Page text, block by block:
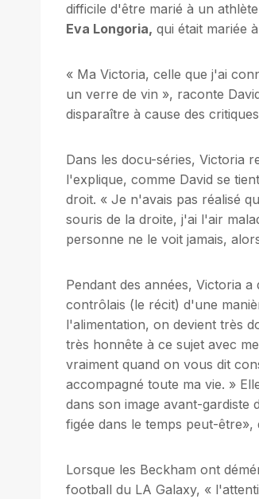
difficile d'être marié à un
Eva Longoria, qui était mariée
« Ma Victoria, celle que j'ai
un verre de vin », raconte
disparaître à cause des
Dans les docu-séries, Victoria
l'explique, comme David se
droit. « Je n'avais pas réalisé
souris de la droite, j'ai l'air
personne ne le voit jamais,
Pendant des années, Victoria
contrôlais (le récit) d'une
l'alimentation, on devient très
très honnête à ce sujet avec
vraiment quand on vous dit
accompagné toute ma vie. »
dans son image avant-gardiste
figée dans le temps peut-être»,
Lorsque les Beckham ont
football du LA Galaxy, «